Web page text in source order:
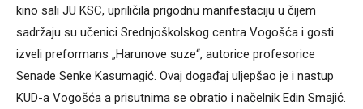
kino sali JU KSC, upriličila prigodnu manifestaciju u čijem
sadržaju su učenici Srednjoškolskog centra Vogošća i gosti
izveli preformans „Harunove suze“, autorice profesorice
Senade Senke Kasumagić. Ovaj događaj uljepšao je i nastup
KUD-a Vogošća a prisutnima se obratio i načelnik Edin Smajić.